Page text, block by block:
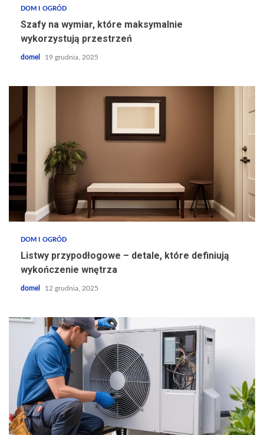
DOM I OGRÓD
Szafy na wymiar, które maksymalnie
wykorzystują przestrzeń
domel 19 grudnia, 2025
DOM I OGRÓD
Listwy przypodłogowe – detale, które definiują
wykończenie wnętrza
domel 12 grudnia, 2025